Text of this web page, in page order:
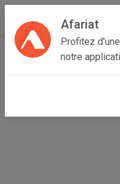
Afariat
Profitez
notre
Accueil Multimedia